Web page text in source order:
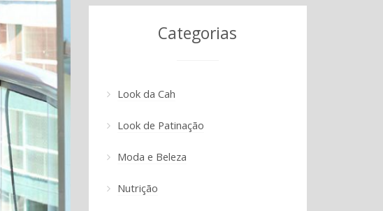
Categorias
Look da Cah
Look de Patinação
Moda e Beleza
Nutrição